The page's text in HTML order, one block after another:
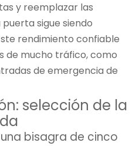
y reemplazar las
sigue siendo
rendimiento confiable
de mucho tráfico, como
de emergencia de
selección de la
bisagra de cinco